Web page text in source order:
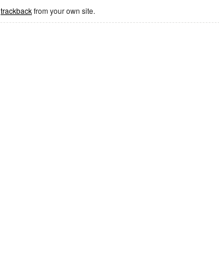
trackbackfrom your own site.